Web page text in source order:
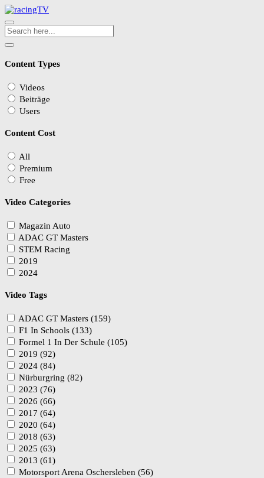
Content Types
Videos
Beiträge
Users
Content Cost
All
Premium
Free
Video Categories
Magazin Auto
ADAC GT Masters
STEM Racing
2019
2024
Video Tags
ADAC GT Masters (159)
F1 In Schools (133)
Formel 1 In Der Schule (105)
2019 (92)
2024 (84)
Nürburgring (82)
2023 (76)
2026 (66)
2017 (64)
2020 (64)
2018 (63)
2025 (63)
2013 (61)
Motorsport Arena Oschersleben (56)